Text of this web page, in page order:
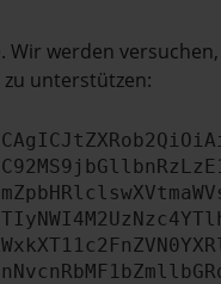
werden
unterstützen: